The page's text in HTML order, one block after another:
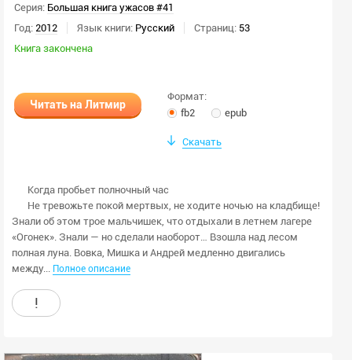
Серия: Большая книга ужасов #41
Год: 2012 Язык книги: Русский Страниц: 53
Книга закончена
Читать на Литмир
Формат:
fb2
epub
Скачать
Когда пробьет полночный час
Не тревожьте покой мертвых, не ходите ночью на кладбище!
Знали об этом трое мальчишек, что отдыхали в летнем лагере
«Огонек». Знали — но сделали наоборот… Взошла над лесом
полная луна. Вовка, Мишка и Андрей медленно двигались
между... Полное описание
!